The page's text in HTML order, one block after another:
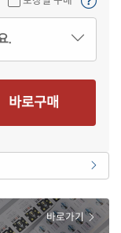
재질 설명
재질 설명
재질 설명
재질 설명
.
바로구매
바로가기